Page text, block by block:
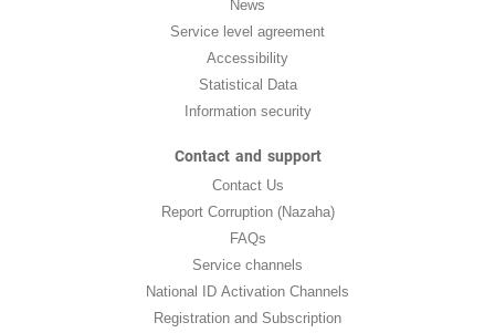
Service level agreement
Accessibility
Statistical Data
Information security
Contact and support
Contact Us
Report Corruption (Nazaha)
FAQs
Service channels
National ID Activation Channels
Registration and Subscription